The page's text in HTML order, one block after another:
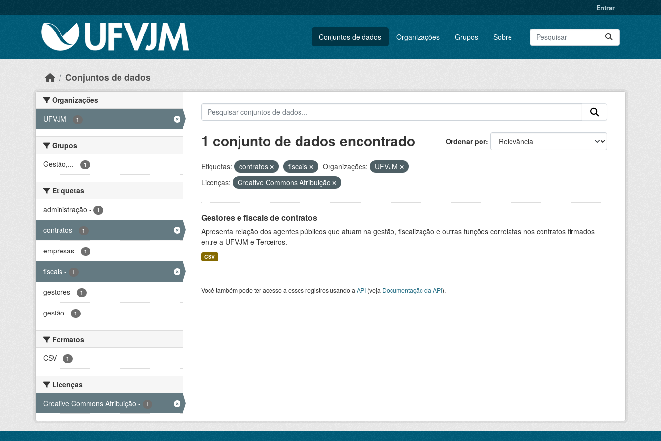
Entrar
Conjuntos de dados Organizações Grupos Sobre
Conjuntos de dados
Organizações
UFVJM - 1
Grupos
Gestão,... - 1
Etiquetas
administração - 1
contratos - 1
empresas - 1
fiscais - 1
gestores - 1
gestão - 1
Formatos
CSV - 1
Licenças
Creative Commons Atribuição - 1
Ordenar por
1 conjunto de dados encontrado
Etiquetas: contratos fiscais Organizações:
UFVJM
Licenças:
Creative Commons Atribuição
Gestores e fiscais de contratos
Apresenta relação dos agentes públicos que atuam na gestão, fiscalização e outras funções correlatas nos contratos firmados
entre a UFVJM e Terceiros.
CSV
Você também pode ter acesso a esses registros usando a API(veja Documentação da API).